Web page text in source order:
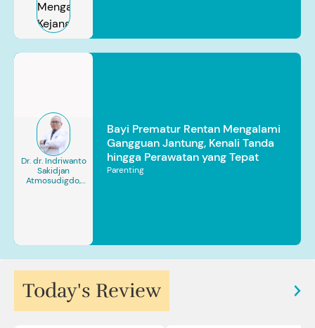
Dr. dr. Indriwanto
Sakidjan
Atmosudigdo,
Bayi Prematur Rentan Mengalami
Gangguan Jantung, Kenali Tanda
hingga Perawatan yang Tepat
Parenting
Today's Review